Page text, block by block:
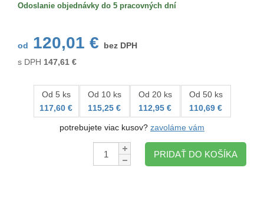
Odoslanie objednávky do 5 pracovných dní
od 120,01 €
bez DPH
s DPH 147,61 €
Od 5 ks
117,60 €
Od 10 ks
115,25 €
Od 20 ks
112,95 €
Od 50 ks
110,69 €
potrebujete viac kusov? zavoláme vám
Množstvo:
PRIDAŤ DO KOŠÍKA